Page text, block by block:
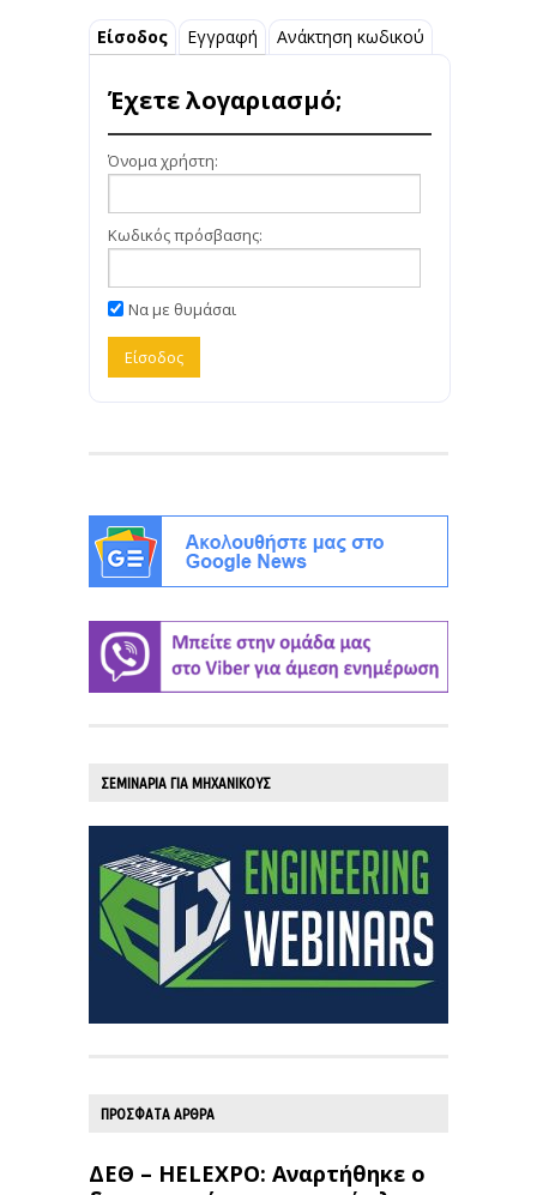
Είσοδος Εγγραφή Ανάκτηση κωδικού
Έχετε λογαριασμό;
Όνομα χρήστη:
Κωδικός πρόσβασης:
Να με θυμάσαι
ΣΕΜΙΝΑΡΙΑ ΓΙΑ ΜΗΧΑΝΙΚΟΥΣ
ΠΡΟΣΦΑΤΑ ΑΡΘΡΑ
ΔΕΘ – HELEXPO: Αναρτήθηκε ο